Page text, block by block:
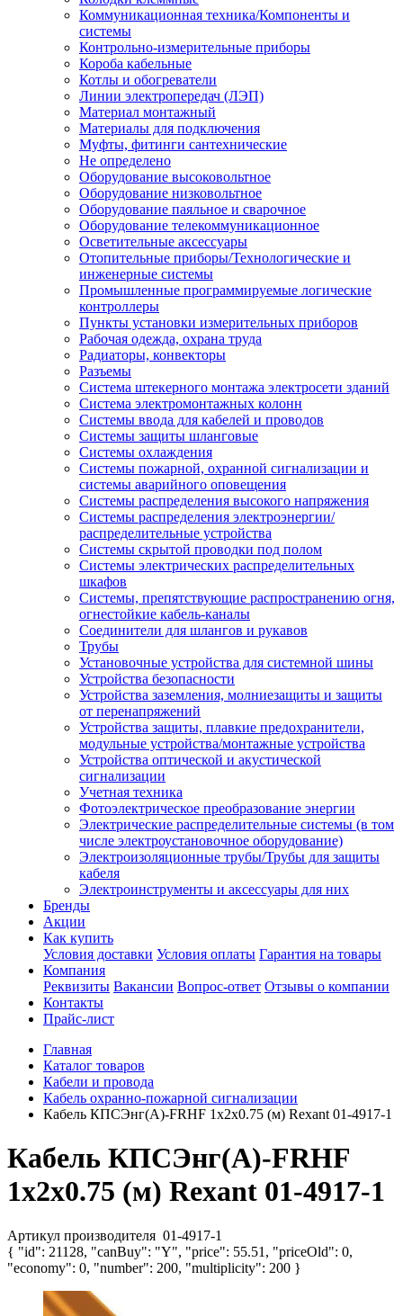
Коммуникационная техника/Компоненты и
системы
Контрольно-измерительные приборы
Короба кабельные
Котлы и обогреватели
Линии электропередач (ЛЭП)
Материал монтажный
Материалы для подключения
Муфты, фитинги сантехнические
Не определено
Оборудование высоковольтное
Оборудование низковольтное
Оборудование паяльное и сварочное
Оборудование телекоммуникационное
Осветительные аксессуары
Отопительные приборы/Технологические и
инженерные системы
Промышленные программируемые логические
контроллеры
Пункты установки измерительных приборов
Рабочая одежда, охрана труда
Радиаторы, конвекторы
Разъемы
Система штекерного монтажа электросети зданий
Система электромонтажных колонн
Системы ввода для кабелей и проводов
Системы защиты шланговые
Системы охлаждения
Системы пожарной, охранной сигнализации и
системы аварийного оповещения
Системы распределения высокого напряжения
Системы распределения электроэнергии/
распределительные устройства
Системы скрытой проводки под полом
Системы электрических распределительных
шкафов
Системы, препятствующие распространению огня,
огнестойкие кабель-каналы
Соединители для шлангов и рукавов
Трубы
Установочные устройства для системной шины
Устройства безопасности
Устройства заземления, молниезащиты и защиты
от перенапряжений
Устройства защиты, плавкие предохранители,
модульные устройства/монтажные устройства
Устройства оптической и акустической
сигнализации
Учетная техника
Фотоэлектрическое преобразование энергии
Электрические распределительные системы (в том
числе электроустановочное оборудование)
Электроизоляционные трубы/Трубы для защиты
кабеля
Электроинструменты и аксессуары для них
Бренды
Акции
Как купить
Условия доставки Условия оплаты Гарантия на товары
Компания
Реквизиты Вакансии Вопрос-ответ Отзывы о компании
Контакты
Прайс-лист
Главная
Каталог товаров
Кабели и провода
Кабель охранно-пожарной сигнализации
Кабель КПСЭнг(А)-FRHF 1х2х0.75 (м) Rexant 01-4917-1
Кабель КПСЭнг(А)-FRHF
1х2х0.75 (м) Rexant 01-4917-1
Артикул производителя 01-4917-1
{ "id": 21128, "canBuy": "Y", "price": 55.51, "priceOld": 0,
"economy": 0, "number": 200, "multiplicity": 200 }